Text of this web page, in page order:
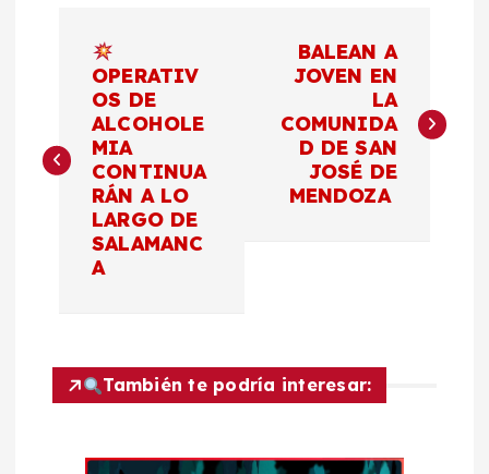
v
e
c
OPERATIV
OS DE
ALCOHOLE
MIA
CONTINUA
RÁN A LO
LARGO DE
SALAMANC
A
BALEAN A
JOVEN EN
LA
COMUNIDA
D DE SAN
JOSÉ DE
MENDOZA
También te podría interesar: